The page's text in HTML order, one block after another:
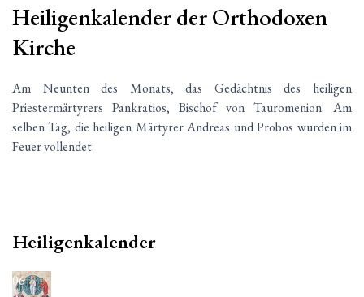
Heiligenkalender der Orthodoxen
Kirche
Am Neunten des Monats, das Gedächtnis des heiligen
Priestermärtyrers Pankratios, Bischof von Tauromenion. Am
selben Tag, die heiligen Märtyrer Andreas und Probos wurden im
Feuer vollendet.
Heiligenkalender
06